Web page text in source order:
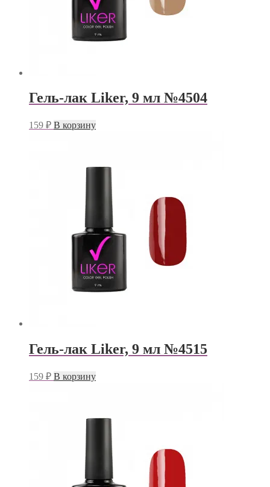
Гель-лак Liker, 9 мл №4504
159 ₽ В корзину
Гель-лак Liker, 9 мл №4515
159 ₽ В корзину